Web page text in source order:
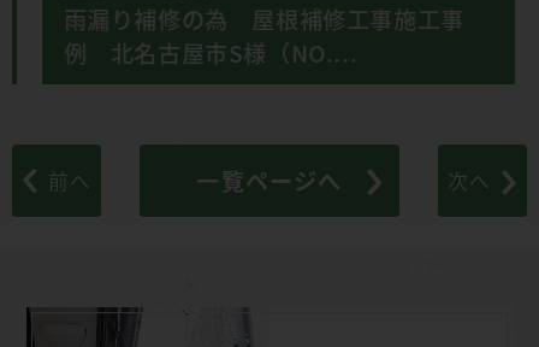
雨漏り補修の為 屋根補修工事施工事
例 北名古屋市S様（NO....
前へ 一覧ページへ 次へ